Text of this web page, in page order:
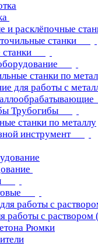
и расклёпочные
станки
станки по
для работы с
Трубогибы
станки по металлу
инструмент
работы с раствором
Рюмки